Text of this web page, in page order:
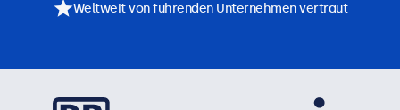
Weltweit von führenden Unternehmen vertraut